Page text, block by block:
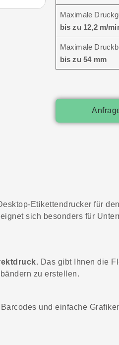
Maximale
bis zu 12,2 m/
Maximale
bis zu 54 mm
Etikettendrucker für
sich besonders für
. Das gibt Ihnen die
zu erstellen.
und einfache